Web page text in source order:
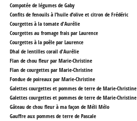
Compotée de légumes de Gaby
Confits de fenouils à l’huile d’olive et citron de Frédéric
Courgettes à la tomate d'Aurélie
Courgettes au fromage frais par Laurence
Courgettes à la poêle par Laurence
Dhal de lentilles corail d'Aurélie
Flan de chou fleur par Marie-Christine
Flan de courgettes par Marie-Christine
Fondue de poireaux par Marie-Christine
Galettes courgettes et pommes de terre de Marie-Christine
Galettes courgettes et pommes de terre de Marie-Christine
Gâteau de chou fleur à ma façon de Méli Mélo
Gauffre aux pommes de terre de Pascale